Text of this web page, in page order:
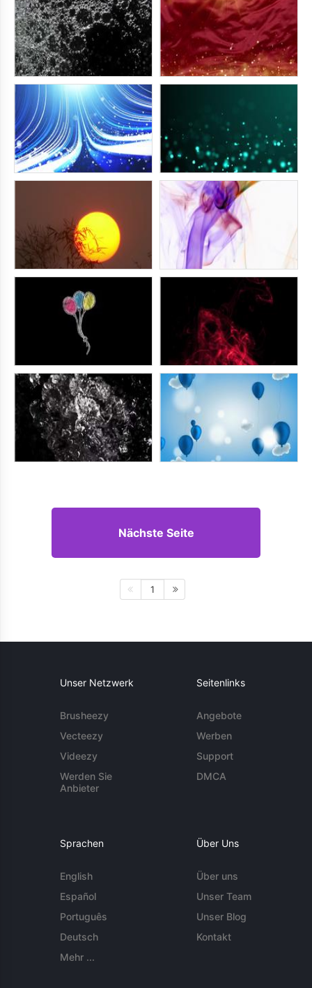
Nächste Seite
1
Unser Netzwerk
Brusheezy
Vecteezy
Videezy
Werden Sie
Anbieter
Seitenlinks
Angebote
Werben
Support
DMCA
Sprachen
English
Español
Português
Deutsch
Mehr ...
Über Uns
Über uns
Unser Team
Unser Blog
Kontakt